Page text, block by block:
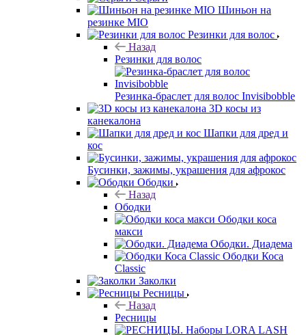
Шиньон на
резинке MIO
Резинки для волос
Назад
Резинки для волос
Резинка-браслет для волос Invisibobble
3D косы из
канекалона
Шапки для дред и
кос
Бусинки, зажимы, украшения для афрокос
Ободки
Назад
Ободки
Ободки коса
макси
Ободки. Диадема
Ободки Коса
Classic
Заколки
Ресницы
Назад
Ресницы